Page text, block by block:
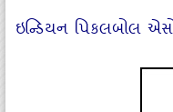
ઇન્ડિયન પિકલબોલ